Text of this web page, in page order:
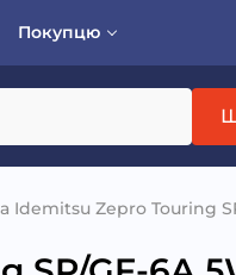
Покупцю
Idemitsu Zepro Touring